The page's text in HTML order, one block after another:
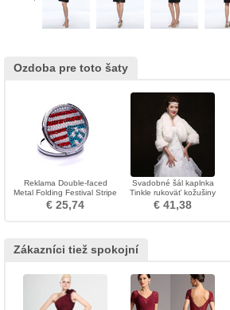
Ozdoba pre toto šaty
Reklama Double-faced
Metal Folding Festival Stripe
Ozdoba
€ 25,74
Svadobné šál kaplnka
Tinkle rukoväť kožušiny
Noble
€ 41,38
Zákazníci tiež spokojní